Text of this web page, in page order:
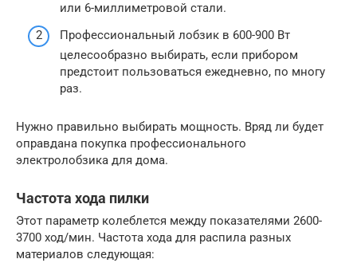
или 6-миллиметровой стали.
Профессиональный лобзик в 600-900 Вт
целесообразно выбирать, если прибором
предстоит пользоваться ежедневно, по многу
раз.
Нужно правильно выбирать мощность. Вряд ли будет
оправдана покупка профессионального
электролобзика для дома.
Частота хода пилки
Этот параметр колеблется между показателями 2600-
3700 ход/мин. Частота хода для распила разных
материалов следующая: